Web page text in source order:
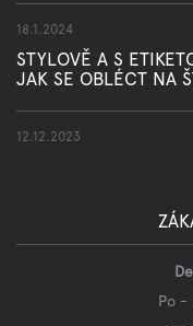
18.1.2024
STYLOVĚ A S
JAK SE OBLÉCT NA
12.12.2023
Po -